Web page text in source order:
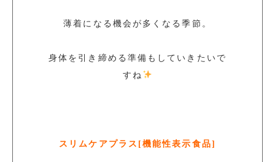
薄着になる機会が多くなる季節。
身体を引き締める準備もしていきたいで
すね
スリムケアプラス[機能性表示食品]